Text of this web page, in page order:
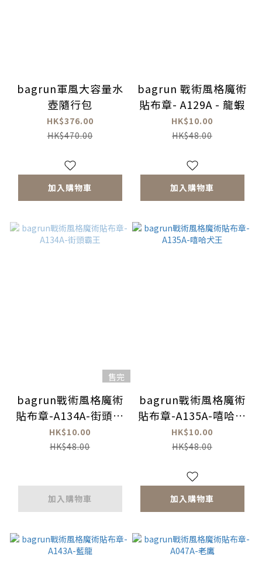
bagrun軍風大容量水
壺隨行包
HK$376.00
HK$470.00
加入購物車
bagrun 戰術風格魔術
貼布章- A129A - 龍蝦
HK$10.00
HK$48.00
加入購物車
售完
bagrun戰術風格魔術
貼布章-A134A-街頭霸
王
HK$10.00
HK$48.00
加入購物車
bagrun戰術風格魔術
貼布章-A135A-嘻哈犬
王
HK$10.00
HK$48.00
加入購物車